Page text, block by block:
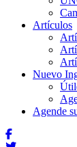
Artículos
Nuevo
Agende